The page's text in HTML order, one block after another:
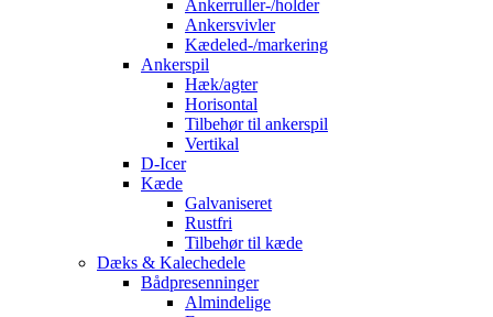
Ankerruller-/holder
Ankersvivler
Kædeled-/markering
Ankerspil
Hæk/agter
Horisontal
Tilbehør til ankerspil
Vertikal
D-Icer
Kæde
Galvaniseret
Rustfri
Tilbehør til kæde
Dæks & Kalechedele
Bådpresenninger
Almindelige